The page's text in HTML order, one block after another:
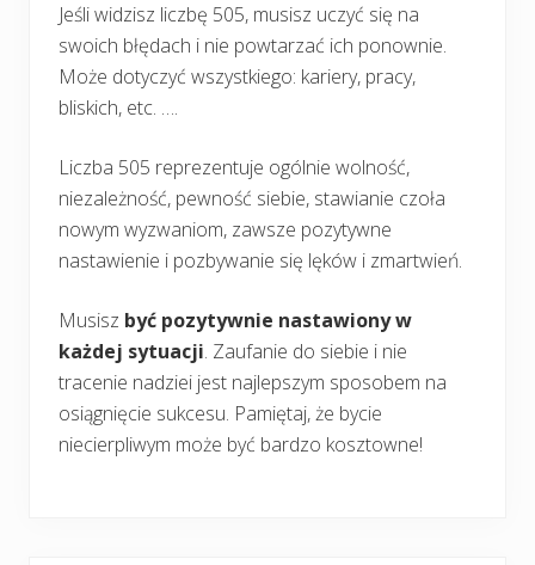
Jeśli widzisz liczbę 505, musisz uczyć się na
swoich błędach i nie powtarzać ich ponownie.
Może dotyczyć wszystkiego: kariery, pracy,
bliskich, etc. ….
Liczba 505 reprezentuje ogólnie wolność,
niezależność, pewność siebie, stawianie czoła
nowym wyzwaniom, zawsze pozytywne
nastawienie i pozbywanie się lęków i zmartwień.
Musisz być pozytywnie nastawiony w
każdej sytuacji. Zaufanie do siebie i nie
tracenie nadziei jest najlepszym sposobem na
osiągnięcie sukcesu. Pamiętaj, że bycie
niecierpliwym może być bardzo kosztowne!